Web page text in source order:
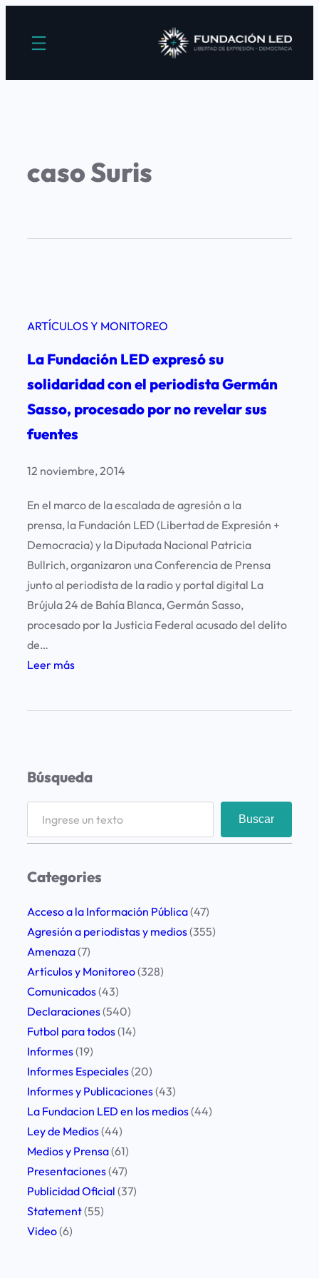
caso Suris
ARTÍCULOS Y MONITOREO
La Fundación LED expresó su
solidaridad con el periodista Germán
Sasso, procesado por no revelar sus
fuentes
12 noviembre, 2014
En el marco de la escalada de agresión a la
prensa, la Fundación LED (Libertad de Expresión +
Democracia) y la Diputada Nacional Patricia
Bullrich, organizaron una Conferencia de Prensa
junto al periodista de la radio y portal digital La
Brújula 24 de Bahía Blanca, Germán Sasso,
procesado por la Justicia Federal acusado del delito
de…
Leer más:
d
a
c
i
n
L
D
e
s
s
Búsqueda
r
h
Buscar
Categories
Acceso a la Información Pública(47)
Agresión a periodistas y medios(355)
Amenaza(7)
Artículos y Monitoreo(328)
Comunicados(43)
Declaraciones(540)
Futbol para todos(14)
Informes(19)
Informes Especiales(20)
Informes y Publicaciones(43)
La Fundacion LED en los medios(44)
Ley de Medios(44)
Medios y Prensa(61)
Presentaciones(47)
Publicidad Oficial (37)
Statement(55)
Video(6)